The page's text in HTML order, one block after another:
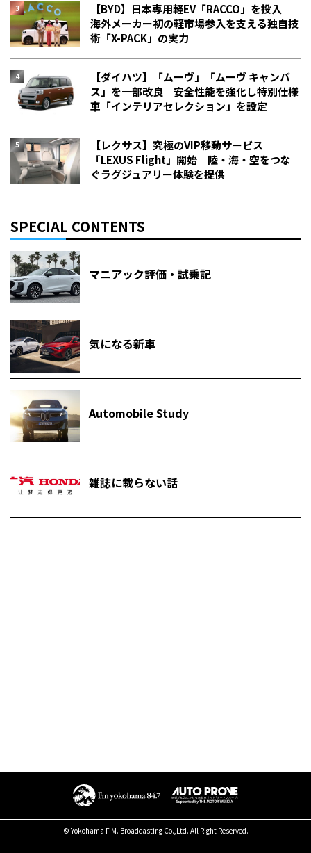
【BYD】日本専用軽EV「RACCO」を投入
海外メーカー初の軽市場参入を支える独自技
術「X-PACK」の実力
【ダイハツ】「ムーヴ」「ムーヴ キャンバ
ス」を一部改良 安全性能を強化し特別仕様
車「インテリアセレクション」を設定
【レクサス】究極のVIP移動サービス
「LEXUS Flight」開始 陸・海・空をつな
ぐラグジュアリー体験を提供
SPECIAL CONTENTS
マニアック評価・試乗記
気になる新車
Automobile Study
雑誌に載らない話
© Yokohama F.M. Broadcasting Co.,Ltd. All Right Reserved.